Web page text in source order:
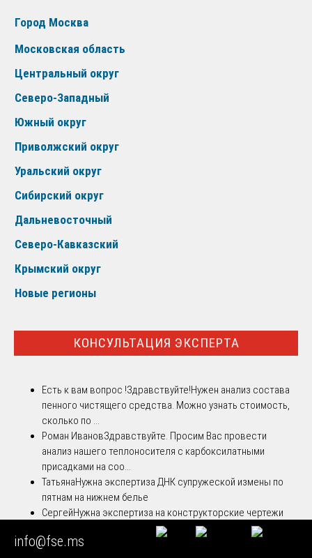
Город Москва
Московская область
Центральный округ
Северо-Западный
Южный округ
Приволжский округ
Уральский округ
Сибирский округ
Дальневосточный
Северо-Кавказский
Крымский округ
Новые регионы
КОНСУЛЬТАЦИЯ ЭКСПЕРТА
Есть к вам вопрос !Здравствуйте!Нужен анализ состава
пенного чистящего средства. Можно узнать стоимость,
сколько по ...
Роман ИвановЗдравствуйте. Просим Вас провести
анализ нашего теплоносителя с карбоксилатными
присадками на соо...
ТатьянаНужна экспертиза ДНК супружеской измены по
пятнам на нижнем белье
СергейНужна экспертиза на конструкторские чертежи
насосной станции. Ошибки очевидные и все известны.
ПавелЗдравствуйте. Мне нужно сделать полный
info@fse.ms